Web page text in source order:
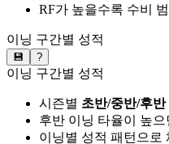
RF가 높을수록 수비
이닝 구간별 성적
💾 ?
이닝 구간별 성적
시즌별 초반/중반/후반
후반 이닝 타율이 높
이닝별 성적 패턴으로